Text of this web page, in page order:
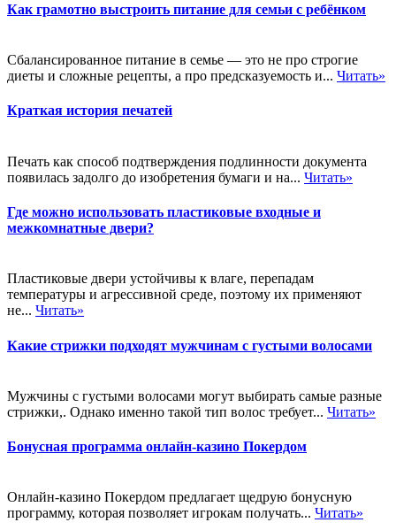
Как грамотно выстроить питание для семьи с ребёнком
Сбалансированное питание в семье — это не про строгие
диеты и сложные рецепты, а про предсказуемость и... Читать»
Краткая история печатей
Печать как способ подтверждения подлинности документа
появилась задолго до изобретения бумаги и на... Читать»
Где можно использовать пластиковые входные и
межкомнатные двери?
Пластиковые двери устойчивы к влаге, перепадам
температуры и агрессивной среде, поэтому их применяют
не... Читать»
Какие стрижки подходят мужчинам с густыми волосами
Мужчины с густыми волосами могут выбирать самые разные
стрижки,. Однако именно такой тип волос требует... Читать»
Бонусная программа онлайн-казино Покердом
Онлайн-казино Покердом предлагает щедрую бонусную
программу, которая позволяет игрокам получать... Читать»